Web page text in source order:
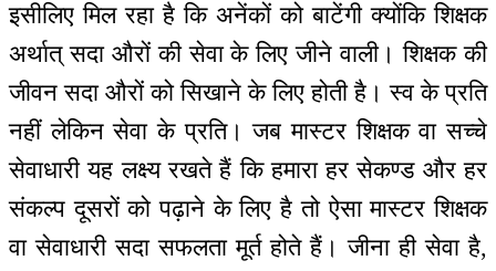
इसीलिए मिल रहा है कि अनेंकों को बाटेंगी क्योंकि शिक्षक
अर्थात् सदा औरों की सेवा के लिए जीने वाली। शिक्षक की
जीवन सदा औरों को सिखाने के लिए होती है। स्व के प्रति
नहीं लेकिन सेवा के प्रति। जब मास्टर शिक्षक वा सच्चे
सेवाधारी यह लक्ष्य रखते हैं कि हमारा हर सेकण्ड और हर
संकल्प दूसरों को पढ़ाने के लिए है तो ऐसा मास्टर शिक्षक
वा सेवाधारी सदा सफलता मूर्त होते हैं। जीना ही सेवा है,